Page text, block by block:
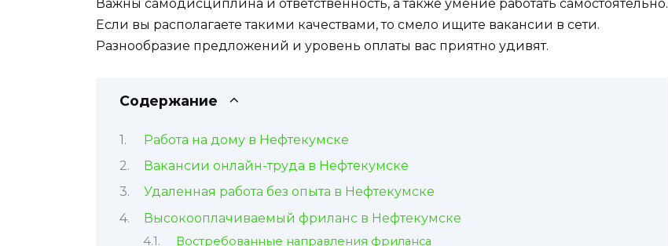
Важны самодисциплина и ответственность, а также умение работать самостоятельно.
Если вы располагаете такими качествами, то смело ищите вакансии в сети.
Разнообразие предложений и уровень оплаты вас приятно удивят.
Содержание
Работа на дому в Нефтекумске
Вакансии онлайн-труда в Нефтекумске
Удаленная работа без опыта в Нефтекумске
Высокооплачиваемый фриланс в Нефтекумске
Востребованные направления фриланса